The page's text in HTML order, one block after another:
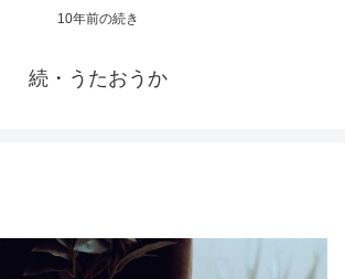
10年前の続き
続・うたおうか